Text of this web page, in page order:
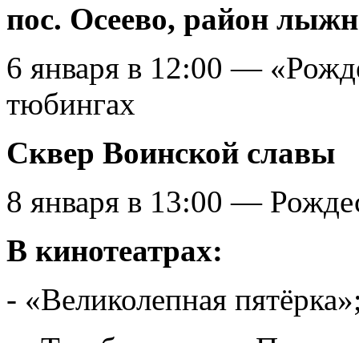
пос. Осеево, район
6 января в 12:00 —
тюбингах
Сквер Воинской славы
8 января в 13:00 —
В кинотеатрах:
- «Великолепная